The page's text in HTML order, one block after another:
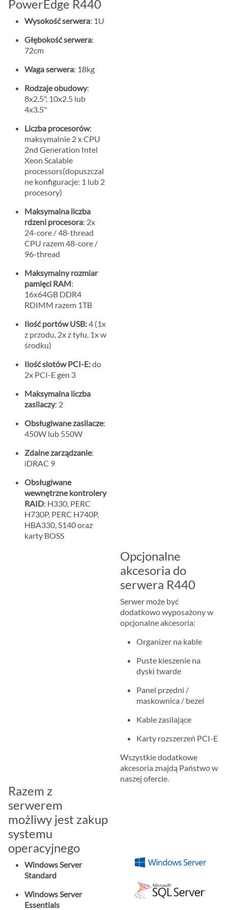
PowerEdge R440
Wysokość serwera: 1U
Głębokość serwera:
72cm
Waga serwera: 18kg
Rodzaje obudowy:
8x2.5", 10x2.5 lub
4x3.5"
Liczba procesorów:
maksymalnie 2 x CPU
2nd Generation Intel
Xeon Scalable
processors(dopuszczal
ne konfiguracje: 1 lub 2
procesory)
Maksymalna liczba
rdzeni procesora: 2x
24-core / 48-thread
CPU razem 48-core /
96-thread
Maksymalny rozmiar
pamięci RAM:
16x64GB DDR4
RDIMM razem 1TB
Ilość portów USB:4 (1x
z przodu, 2x z tyłu, 1x w
środku)
Ilość slotów PCI-E:do
2x PCI-E gen 3
Maksymalna liczba
zasilaczy: 2
Obsługiwane zasilacze:
450W lub 550W
Zdalne zarządzanie:
iDRAC 9
Obsługiwane
wewnętrzne kontrolery
RAID: H330, PERC
H730P, PERC H740P,
HBA330, S140 oraz
karty BOSS
Opcjonalne
akcesoria do
serwera R440
Serwer może być
dodatkowo wyposażony w
opcjonalne akcesoria:
Organizer na kable
Puste kieszenie na
dyski twarde
Panel przedni /
maskownica / bezel
Kable zasilające
Karty rozszerzeń PCI-E
Wszystkie dodatkowe
akcesoria znajdą Państwo w
naszej ofercie.
Razem z
serwerem
możliwy jest zakup
systemu
operacyjnego
Windows Server
Standard
Windows Server
Essentials